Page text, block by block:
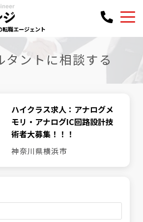
転職エージェント
タントに相談する
ハイクラス求人：アナログメ
モリ・アナログIC回路設計技
術者大募集！！！
神奈川県横浜市